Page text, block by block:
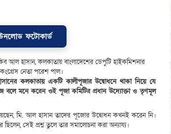
ফটোকার্ড
আল হাসান, কলকাতায় বাংলাদেশের ডেপুটি হাইকমিশনার
নেতা পরেশ পাল।
কলকাতায় একটি কালীপূজার উদ্বোধনে থাকা নিয়ে যে
বলে মনে করেন ওই পূজা কমিটির প্রধান উদ্যোক্তা ও তৃণমূল
মি. আল হাসান তাদের পূজোর উদ্বোধন কখনই করেন নি।
সেই প্রশ্ন তুলে তার সমালোচনা করা অন্যায্য।